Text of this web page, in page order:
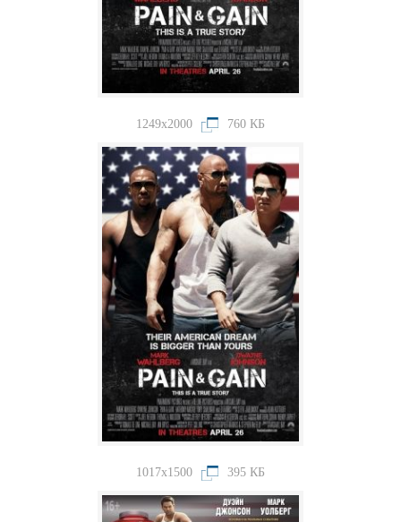
1249x2000 760 КБ
1017x1500 395 КБ